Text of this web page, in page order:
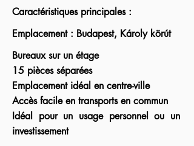
Caractéristiques principales :
Emplacement : Budapest, Károly körút
Bureaux sur un étage
15 pièces séparées
Emplacement idéal en centre-ville
Accès facile en transports en commun
Idéal pour un usage personnel ou un
investissement